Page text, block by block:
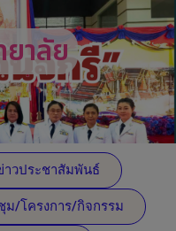
าลัย
าวประชาสัมพันธ์
ม/โครงการ/กิจกรรม